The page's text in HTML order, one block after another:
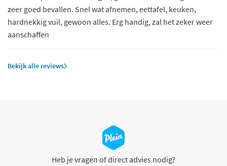
zeer goed bevallen. Snel wat afnemen, eettafel, keuken,
hardnekkig vuil, gewoon alles. Erg handig, zal het zeker weer
aanschaffen
Bekijk alle reviews
Heb je vragen of direct advies nodig?